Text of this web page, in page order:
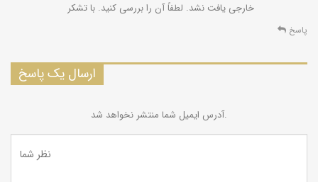
خارجی یافت نشد. لطفاً آن را بررسی کنید. با تشکر
پاسخ
ارسال یک پاسخ
آدرس ایمیل شما منتشر نخواهد شد.